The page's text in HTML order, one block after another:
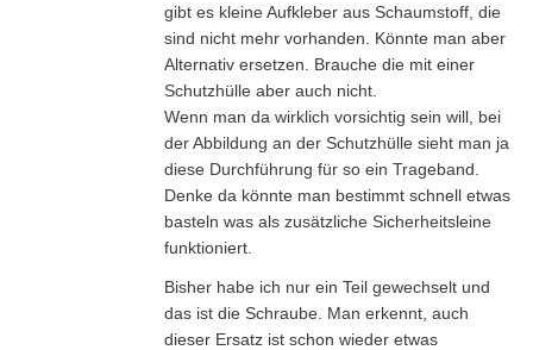
gibt es kleine Aufkleber aus Schaumstoff, die
sind nicht mehr vorhanden. Könnte man aber
Alternativ ersetzen. Brauche die mit einer
Schutzhülle aber auch nicht.
Wenn man da wirklich vorsichtig sein will, bei
der Abbildung an der Schutzhülle sieht man ja
diese Durchführung für so ein Trageband.
Denke da könnte man bestimmt schnell etwas
basteln was als zusätzliche Sicherheitsleine
funktioniert.
Bisher habe ich nur ein Teil gewechselt und
das ist die Schraube. Man erkennt, auch
dieser Ersatz ist schon wieder etwas